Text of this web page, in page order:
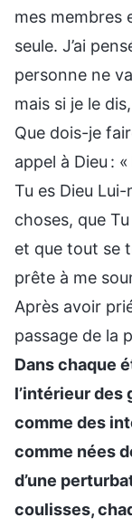
mes membres
seule. J’ai
personne ne
mais si je le
Que dois-je
appel à Dieu :
Tu es Dieu
choses, que
et que tout se
prête à me
Après avoir
passage de la
Dans chaque
l’intérieur des
comme des
comme nées
d’une
coulisses,